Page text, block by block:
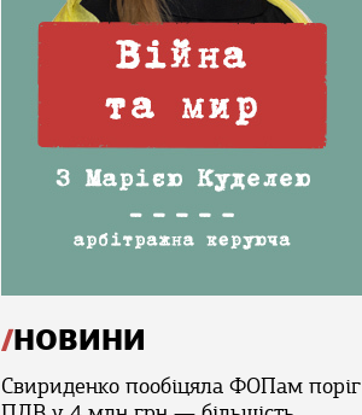
НОВИНИ
Свириденко пообіцяла ФОПам поріг